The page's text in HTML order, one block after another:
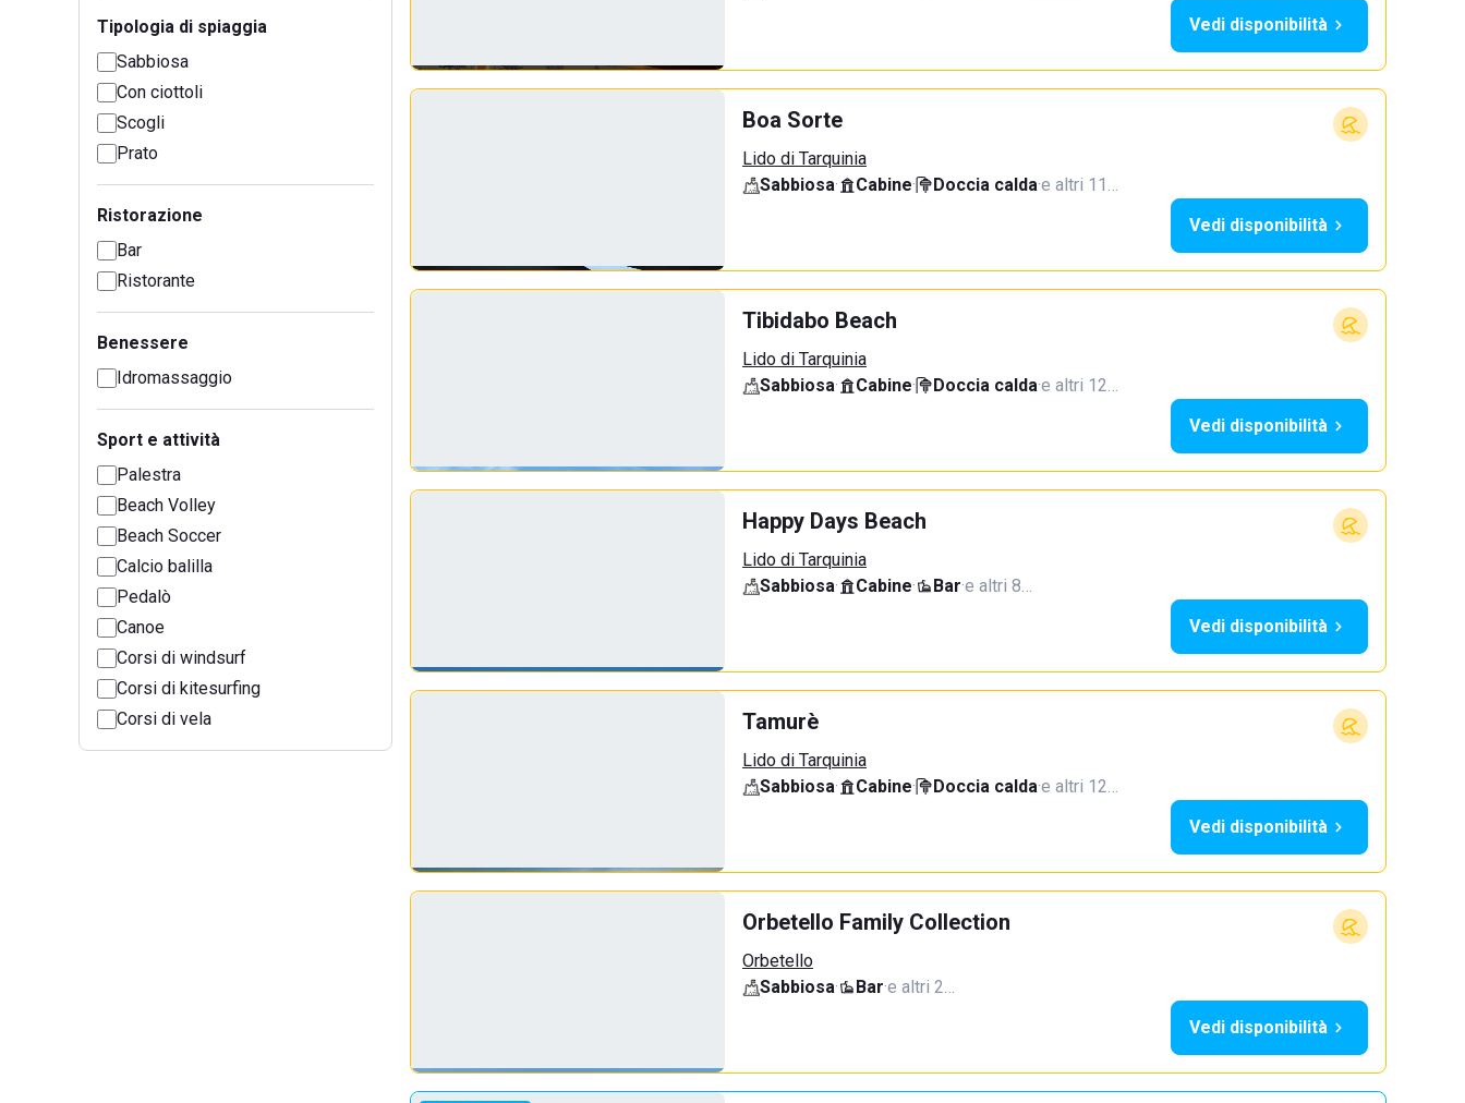
Tipologia di spiaggia
Sabbiosa
Con ciottoli
Scogli
Prato
Ristorazione
Bar
Ristorante
Benessere
Idromassaggio
Sport e attività
Palestra
Beach Volley
Beach Soccer
Calcio balilla
Pedalò
Canoe
Corsi di windsurf
Corsi di kitesurfing
Corsi di vela
Vedi disponibilità
Boa Sorte
Lido di Tarquinia
Sabbiosa· Cabine· Doccia calda·e altri 11…
Vedi disponibilità
Tibidabo Beach
Lido di Tarquinia
Sabbiosa· Cabine· Doccia calda·e altri 12…
Vedi disponibilità
Happy Days Beach
Lido di Tarquinia
Sabbiosa· Cabine· Bar·e altri 8…
Vedi disponibilità
Tamurè
Lido di Tarquinia
Sabbiosa· Cabine· Doccia calda·e altri 12…
Vedi disponibilità
Orbetello Family Collection
Orbetello
Sabbiosa· Bar·e altri 2…
Vedi disponibilità